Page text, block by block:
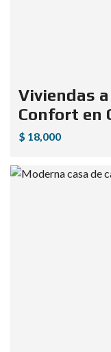
Viviendas
Confort en
$ 18,000